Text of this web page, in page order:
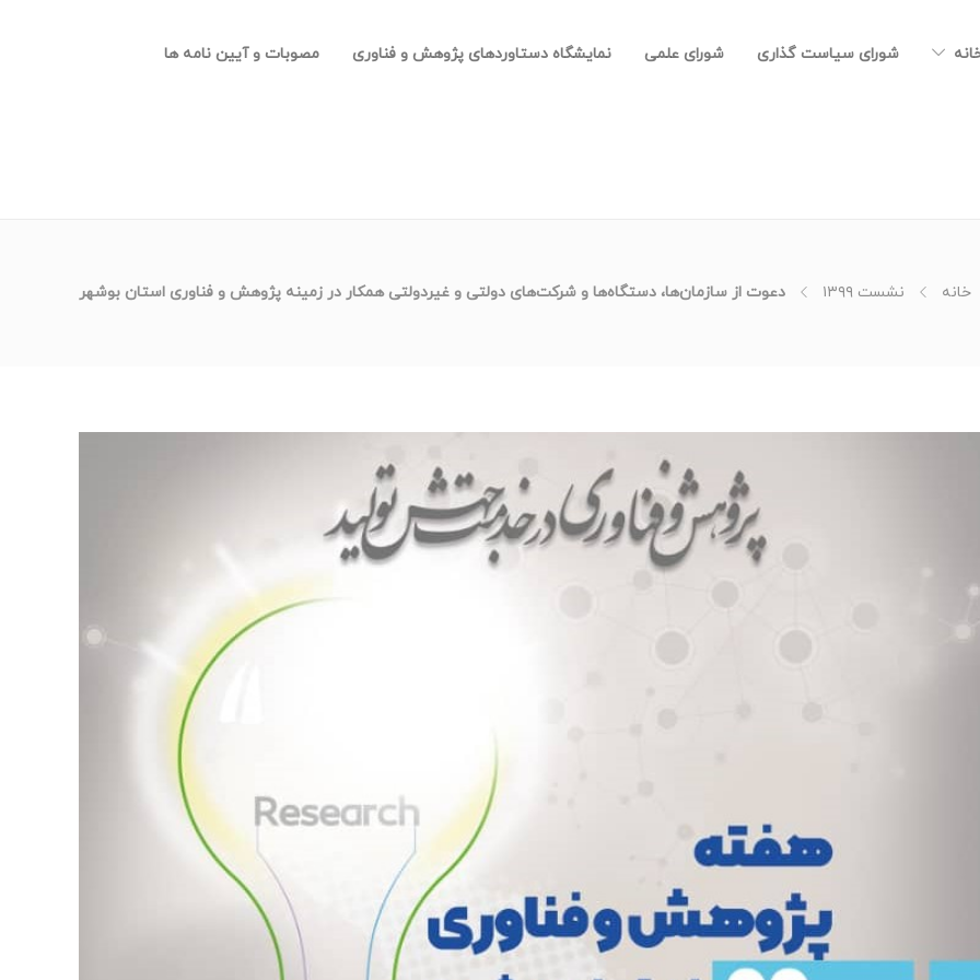
شورای سیاست گذاری شورای علمی نمایشگاه دستاوردهای پژوهش و فناوری مصوبات و آیین نامه ها
خانه نشست ۱۳۹۹ دعوت از سازمان‌ها، دستگاه‌ها و شرکت‌های دولتی و غیردولتی همکار در زمینه پژوهش و فناوری استان بوشهر